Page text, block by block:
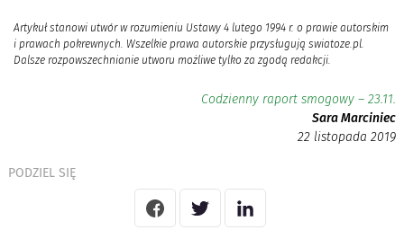
Artykuł stanowi utwór w rozumieniu Ustawy 4 lutego 1994 r. o prawie autorskim
i prawach pokrewnych. Wszelkie prawa autorskie przysługują swiatoze.pl.
Dalsze rozpowszechnianie utworu możliwe tylko za zgodą redakcji.
Codzienny raport smogowy – 23.11.
Sara Marciniec
22 listopada 2019
PODZIEL SIĘ